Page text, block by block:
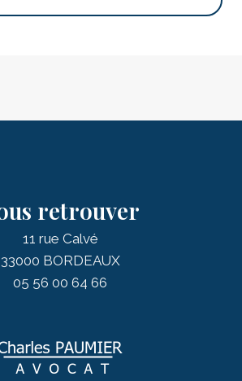
retrouver
11 rue Calvé
33000 BORDEAUX
05 56 00 64 66